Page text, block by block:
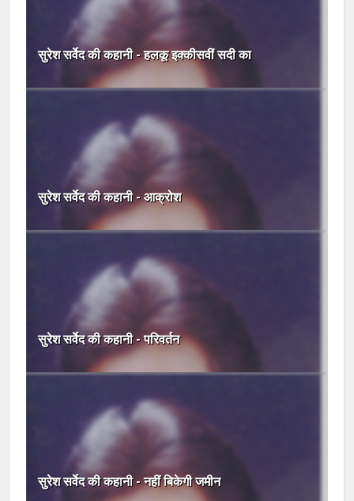
सुरेश सर्वेद की कहानी - हलकू इक्कीसवीं सदी का
सुरेश सर्वेद की कहानी - आक्रोश
सुरेश सर्वेद की कहानी - परिवर्तन
सुरेश सर्वेद की कहानी - नहीं बिकेगी जमीन